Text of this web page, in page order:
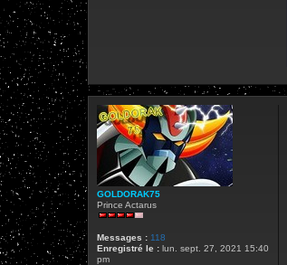
GOLDORAK75
Prince Actarus
Messages : 118
Enregistré le : lun. sept. 27, 2021 15:40
pm